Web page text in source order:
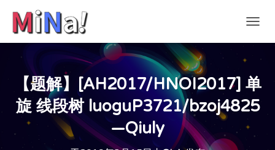
换
【题解】[AH2017/HNOI2017] 单
旋 线段树 luoguP3721/bzoj4825
—Qiuly